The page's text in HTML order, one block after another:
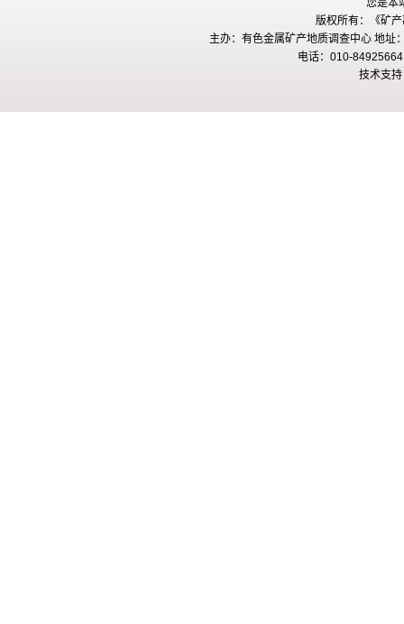
您是
版权所有：《矿
主办：有色金属矿产地质调查中心 地址
电话：010-
技术支